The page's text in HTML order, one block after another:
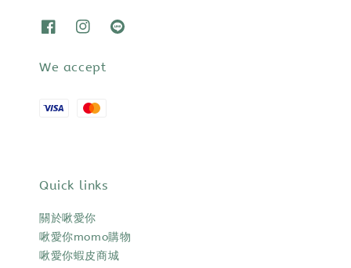
We accept
Quick links
關於啾愛你
啾愛你momo購物
啾愛你蝦皮商城